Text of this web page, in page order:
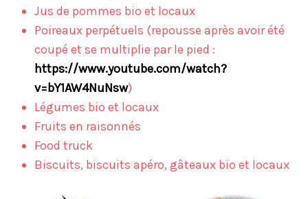
Jus de pommes bio et locaux
Poireaux perpétuels (repousse après avoir été
coupé et se multiplie par le pied :
https://www.youtube.com/watch?
v=bY1AW4NuNsw)
Légumes bio et locaux
Fruits en raisonnés
Food truck
Biscuits, biscuits apéro, gâteaux bio et locaux